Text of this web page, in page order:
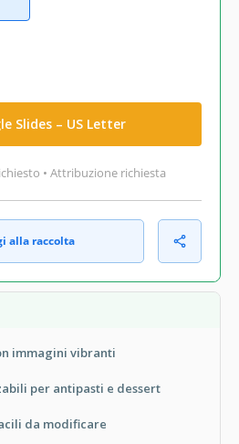
Slides – US Letter
• Attribuzione richiesta
alla raccolta
immagini vibranti
per antipasti e dessert
da modificare